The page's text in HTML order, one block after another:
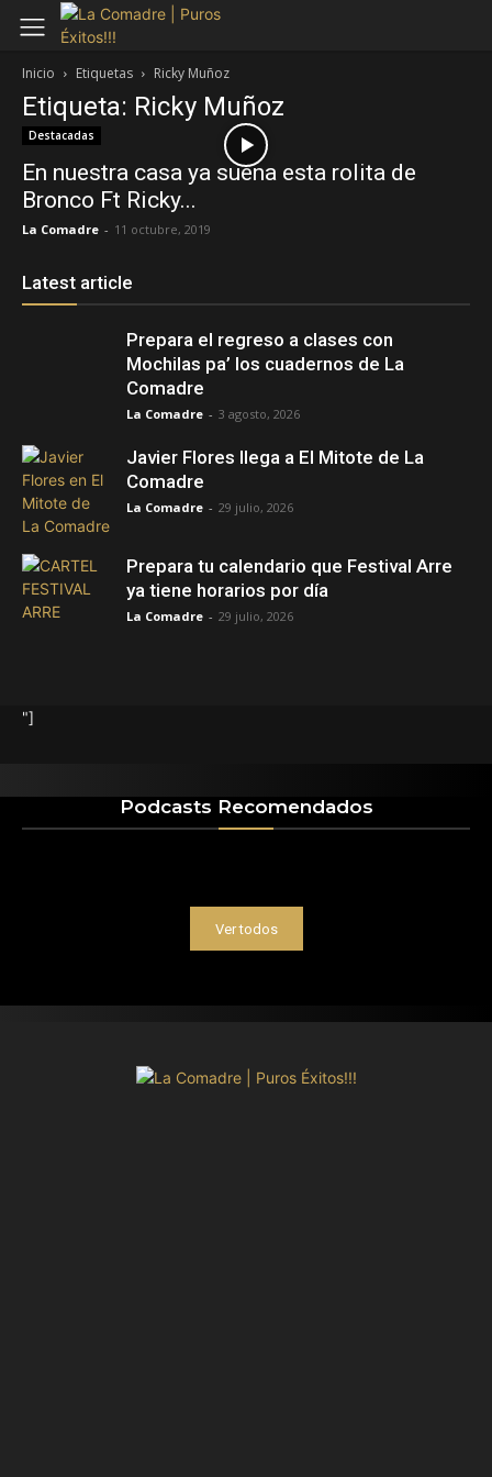
Inicio Etiquetas Ricky Muñoz
Etiqueta: Ricky Muñoz
Destacadas
En nuestra casa ya suena esta rolita de
Bronco Ft Ricky...
La Comadre - 11 octubre, 2019
Latest article
Prepara el regreso a clases con
Mochilas pa’ los cuadernos de La
Comadre
La Comadre - 3 agosto, 2026
Javier Flores llega a El Mitote de La
Comadre
La Comadre - 29 julio, 2026
Prepara tu calendario que Festival Arre
ya tiene horarios por día
La Comadre - 29 julio, 2026
"]
Podcasts Recomendados
Ver todos